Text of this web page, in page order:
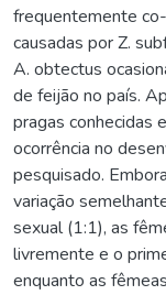
frequentemente
causadas por Z.
A. obtectus
de feijão no país.
pragas conhecidas
ocorrência no
pesquisado.
variação
sexual (1:1), as
livremente e o
enquanto as